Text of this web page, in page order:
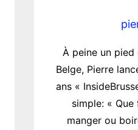
À peine un
Belge, Pierre
ans «
simple: « Que
manger ou